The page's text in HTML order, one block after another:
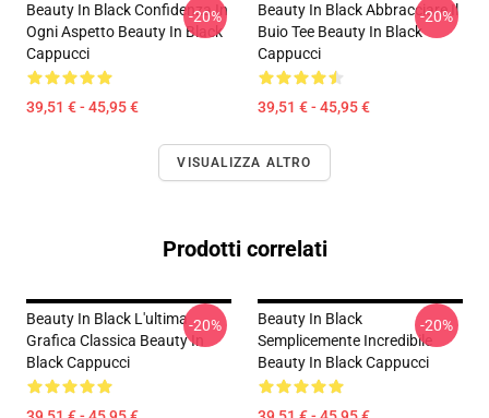
Beauty In Black Confidenza In
Ogni Aspetto Beauty In Black
Cappucci
39,51 € - 45,95 €
-20%
Beauty In Black Abbracciare Il
Buio Tee Beauty In Black
Cappucci
39,51 € - 45,95 €
-20%
VISUALIZZA ALTRO
Prodotti correlati
Beauty In Black L'ultima
Grafica Classica Beauty In
Black Cappucci
-20%
Beauty In Black
Semplicemente Incredibile
Beauty In Black Cappucci
-20%